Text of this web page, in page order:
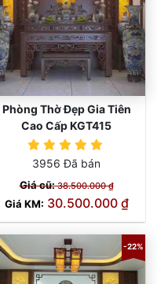
Phòng Thờ Đẹp Gia Tiên
Cao Cấp KGT415
3956 Đã bán
Giá cũ:38.500.000 ₫
Giá KM: 30.500.000 ₫
-22%